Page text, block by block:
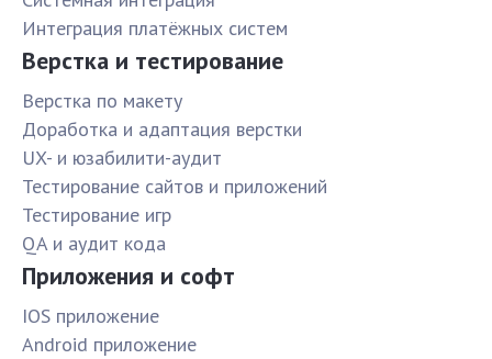
Интеграция платёжных систем
Верстка и тестирование
Верстка по макету
Доработка и адаптация верстки
UX- и юзабилити-аудит
Тестирование сайтов и приложений
Тестирование игр
QA и аудит кода
Приложения и софт
IOS приложение
Android приложение